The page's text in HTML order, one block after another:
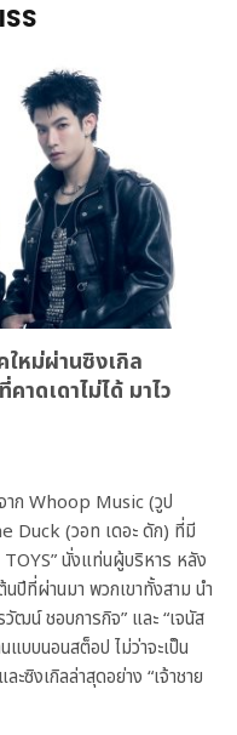
ใหม่ผ่านซิงเกิล
าดเดาไม่ได้ มาไว
าก Whoop Music (วูป
Duck (วอท เดอะ ดัก) ที่มี
นั่งแท่นผู้บริหาร หลัง
นปีที่ผ่านมา พวกเขาทั้งสาม นำ
วัฒน์ ชอบการกิจ” และ “เจนัส
แบบนอนสต็อป ไม่ว่าจะเป็น
ซิงเกิลล่าสุดอย่าง “เจ้าชาย